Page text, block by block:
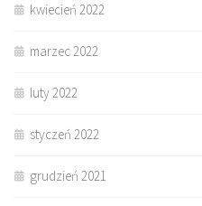
kwiecień 2022
marzec 2022
luty 2022
styczeń 2022
grudzień 2021